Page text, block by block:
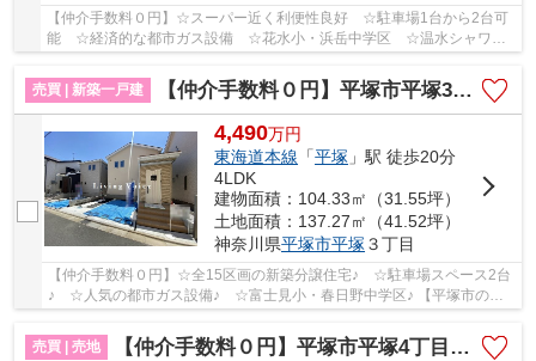
【仲介手数料０円】☆スーパー近く利便性良好 ☆駐車場1台から2台可
能 ☆経済的な都市ガス設備 ☆花水小・浜岳中学区 ☆温水シャワー
売買 | 新築一戸建
【仲介手数料０円】平塚市平塚3丁目 新築一戸建て 全15棟
4,490万円
東海道本線 「平塚 」駅 徒歩20分
4LDK
建物面積：104.33㎡（31.55坪）
土地面積：137.27㎡（41.52坪）
神奈川県平塚市平塚３丁目
【仲介手数料０円】☆全15区画の新築分譲住宅♪ ☆駐車場スペース2台
♪ ☆人気の都市ガス設備♪ ☆富士見小・春日野中学区♪ 【平塚市の新
売買 | 売地
【仲介手数料０円】平塚市平塚4丁目 土地（売地） 建築条件なし 全2区画